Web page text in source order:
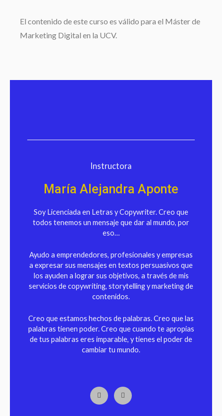
El contenido de este curso es válido para el Máster de
Marketing Digital en la UCV.
Instructora
María Alejandra Aponte
Soy Licenciada en Letras y Copywriter. Creo que
todos tenemos un mensaje que dar al mundo, por
eso…
Ayudo a emprendedores, profesionales y empresas
a expresar sus mensajes en textos persuasivos que
los ayuden a lograr sus objetivos, a través de mis
servicios de copywriting, storytelling y marketing de
contenidos.
Creo que estamos hechos de palabras. Creo que las
palabras tienen poder. Creo que cuando te apropias
de tus palabras eres imparable, y tienes el poder de
cambiar tu mundo.